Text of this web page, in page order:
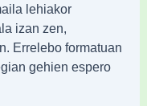
lehiakor
izan zen,
Errelebo formatuan
gehien espero